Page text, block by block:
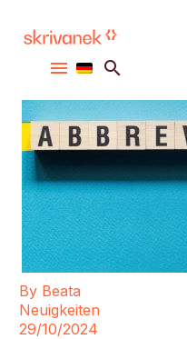
By Beata
Neuigkeiten
29/10/2024